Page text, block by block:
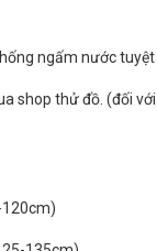
ngấm nước
shop thử đồ. (đối